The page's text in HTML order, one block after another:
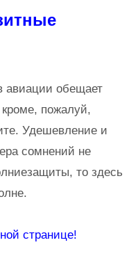
авиации обещает
пожалуй,
Удешевление и
сомнений не
то здесь
странице!